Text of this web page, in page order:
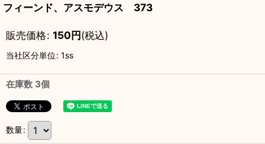
フィーンド、アスモデウス 373
販売価格: 150円(税込)
当社区分単位: 1ss
在庫数 3個
数量: